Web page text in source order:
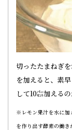
切ったたまねぎ
を加えると、素
して10㌫加えるの
※レモン果汁を水に加
を作り出す酵素の働き